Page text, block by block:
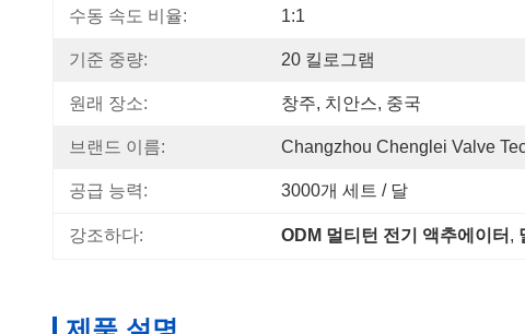
수동 속도 비율: 1:1
기준 중량: 20 킬로그램
원래 장소: 창주, 치안스, 중국
브랜드 이름: Changzhou Chenglei Valve
공급 능력: 3000개 세트 / 달
강조하다: ODM 멀티턴 전기 액추에이터 ,